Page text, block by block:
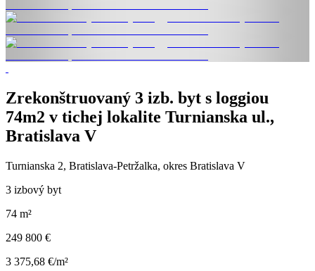
Zrekonštruovaný 3 izb. byt s loggiou
74m2 v tichej lokalite Turnianska ul.,
Bratislava V
Turnianska 2, Bratislava-Petržalka, okres Bratislava V
3 izbový byt
74 m²
249 800 €
3 375,68 €/m²